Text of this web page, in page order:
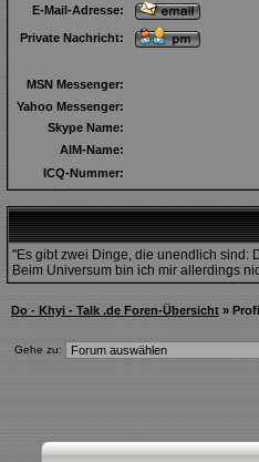
E-Mail-Adresse:
Private Nachricht:
MSN Messenger:
Yahoo Messenger:
Skype Name:
AIM-Name:
ICQ-Nummer:
"Es gibt zwei Dinge, die unendlich sind:
Beim Universum bin ich mir allerdings
Do - Khyi - Talk .de Foren-Übersicht »
Gehe zu: